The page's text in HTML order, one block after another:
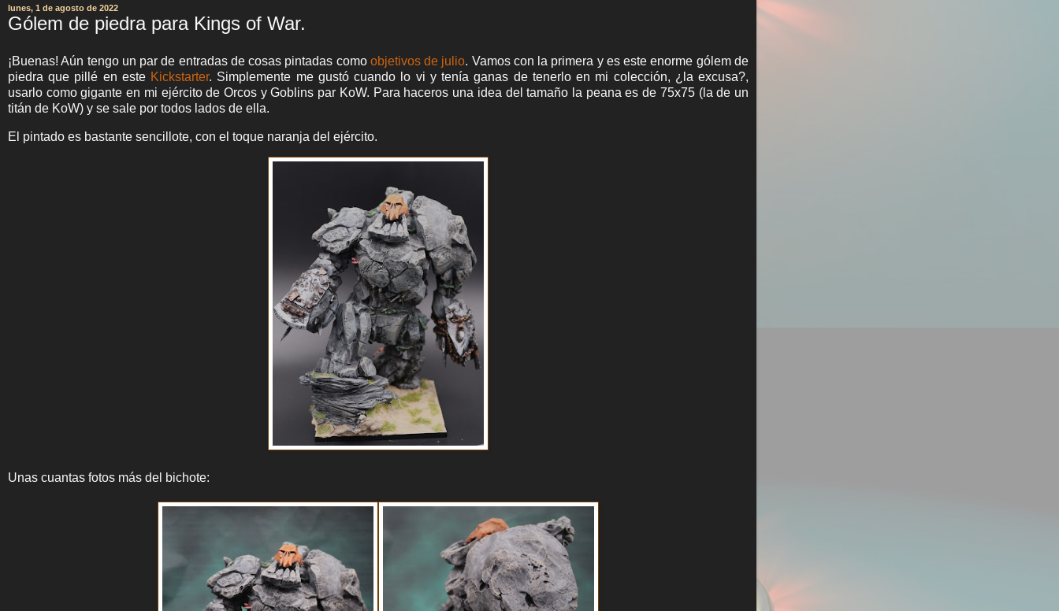
lunes, 1 de agosto de 2022
Gólem de piedra para Kings of War.
¡Buenas! Aún tengo un par de entradas de cosas pintadas como objetivos de julio. Vamos con la primera y es este enorme gólem de
piedra que pillé en este Kickstarter. Simplemente me gustó cuando lo vi y tenía ganas de tenerlo en mi colección, ¿la excusa?,
usarlo como gigante en mi ejército de Orcos y Goblins par KoW. Para haceros una idea del tamaño la peana es de 75x75 (la de un
titán de KoW) y se sale por todos lados de ella.
El pintado es bastante sencillote, con el toque naranja del ejército.
Unas cuantas fotos más del bichote: